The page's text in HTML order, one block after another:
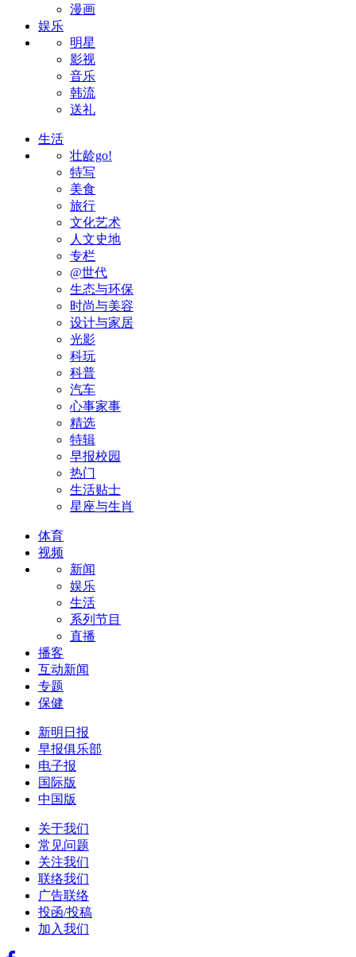
漫画
娱乐
明星
影视
音乐
韩流
送礼
生活
壮龄go!
特写
美食
旅行
文化艺术
人文史地
专栏
@世代
生态与环保
时尚与美容
设计与家居
光影
科玩
科普
汽车
心事家事
精选
特辑
早报校园
热门
生活贴士
星座与生肖
体育
视频
新闻
娱乐
生活
系列节目
直播
播客
互动新闻
专题
保健
新明日报
早报俱乐部
电子报
国际版
中国版
关于我们
常见问题
关注我们
联络我们
广告联络
投函/投稿
加入我们